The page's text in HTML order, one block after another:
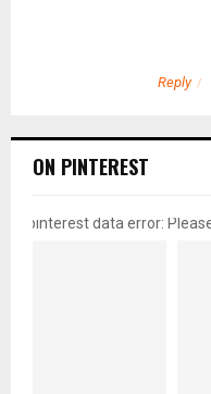
Reply
ON PINTEREST
pinterest data error: